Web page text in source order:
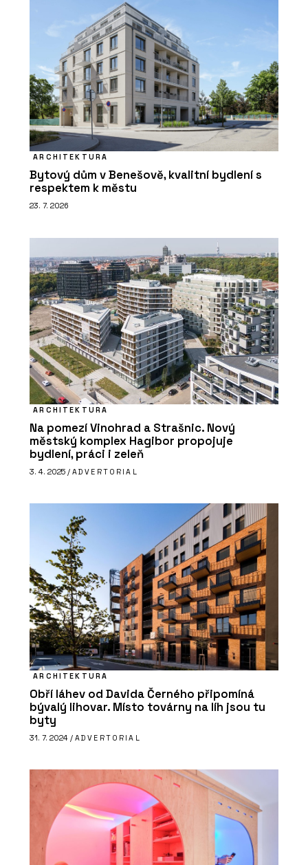
ARCHITEKTURA
Bytový dům v Benešově, kvalitní bydlení s
respektem k městu
23. 7. 2026
ARCHITEKTURA
Na pomezí Vinohrad a Strašnic. Nový
městský komplex Hagibor propojuje
bydlení, práci i zeleň
3. 4. 2025 / ADVERTORIAL
ARCHITEKTURA
Obří láhev od Davida Černého připomíná
bývalý lihovar. Místo továrny na líh jsou tu
byty
31. 7. 2024 / ADVERTORIAL